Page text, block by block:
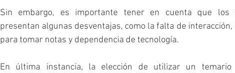
Sin embargo, es importante tener en cuenta que los
presentan algunas desventajas, como la falta de
para tomar notas y dependencia de tecnología.
En última instancia, la elección de utilizar un temario